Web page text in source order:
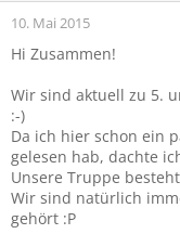
10. Mai 2015
Hi Zusammen!
Wir sind aktuell zu 5.
:-)
Da ich hier schon ein
gelesen hab, dachte
Unsere Truppe
Wir sind natürlich
gehört :P